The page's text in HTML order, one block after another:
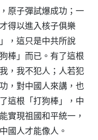
原子彈試爆成功；一
得以進入核子俱樂
，這只是中共所說
棒」而已。有了這根
，我不犯人；人若犯
，對中國人來講，也
這根「打狗棒」，中
實現祖國和平統一，
國人才能像人。